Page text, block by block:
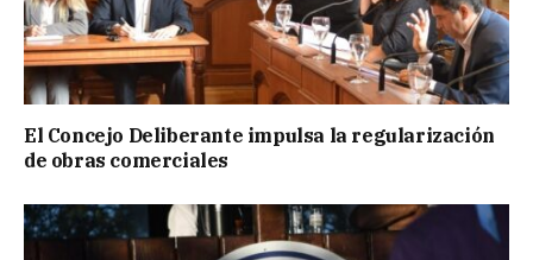
El Concejo Deliberante impulsa la regularización
de obras comerciales